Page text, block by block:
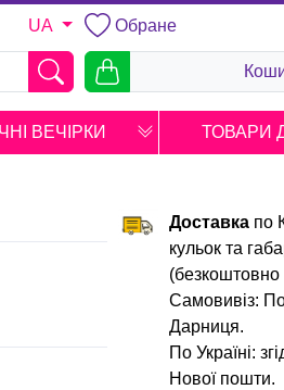
UA Обране
ВЕЧІРКИ ТОВАРИ
Доставкапо
кульок та
(безкоштовно
Самовивіз:
Дарниця.
По Україні:
Нової пошти.